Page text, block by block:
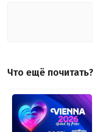
Что ещё почитать?